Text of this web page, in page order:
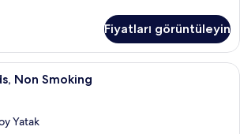
Fiyatları görüntüleyin
Masa, ses yalıtımı, ütü/ütü masası,
Non Smoking
Yatak